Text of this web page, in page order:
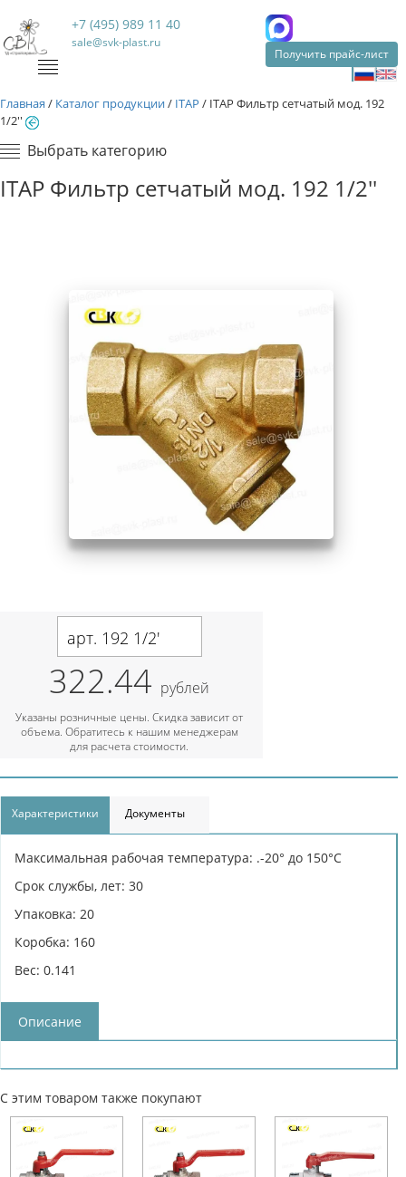
+7 (495) 989 11 40
sale@svk-plast.ru
Получить прайс-лист
Главная / Каталог продукции/ ITAP / ITAP Фильтр сетчатый мод. 192
1/2''
Выбрать категорию
ITAP Фильтр сетчатый мод. 192 1/2''
арт. 192 1/2'
322.44 рублей
Указаны розничные цены. Скидка зависит от
объема. Обратитесь к нашим менеджерам
для расчета стоимости.
Характеристики Документы
Максимальная рабочая температура: .-20° до 150°С
Срок службы, лет: 30
Упаковка: 20
Коробка: 160
Вес: 0.141
Описание
С этим товаром также покупают